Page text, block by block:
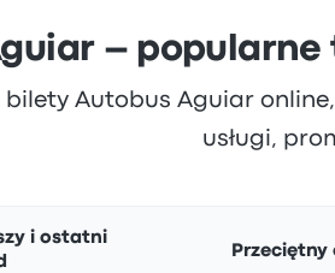
– popularne
bilety Autobus Aguiar
usługi,
i ostatni